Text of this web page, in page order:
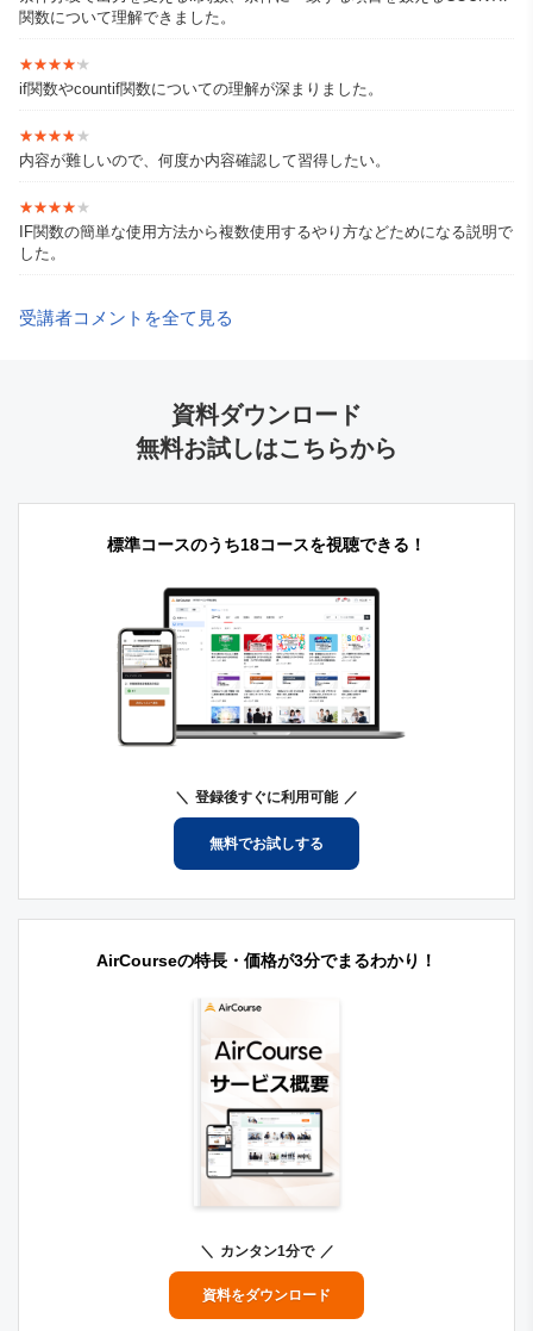
関数について理解できました。
★★★★★
★★★★★
if関数やcountif関数についての理解が深まりました。
★★★★★
★★★★★
内容が難しいので、何度か内容確認して習得したい。
★★★★★
★★★★★
IF関数の簡単な使用方法から複数使用するやり方などためになる説明で
した。
受講者コメントを全て見る
資料ダウンロード
無料お試しはこちらから
標準コースのうち18コースを視聴できる！
登録後すぐに利用可能
無料でお試しする
AirCourseの特長・価格が3分でまるわかり！
カンタン1分で
資料をダウンロード